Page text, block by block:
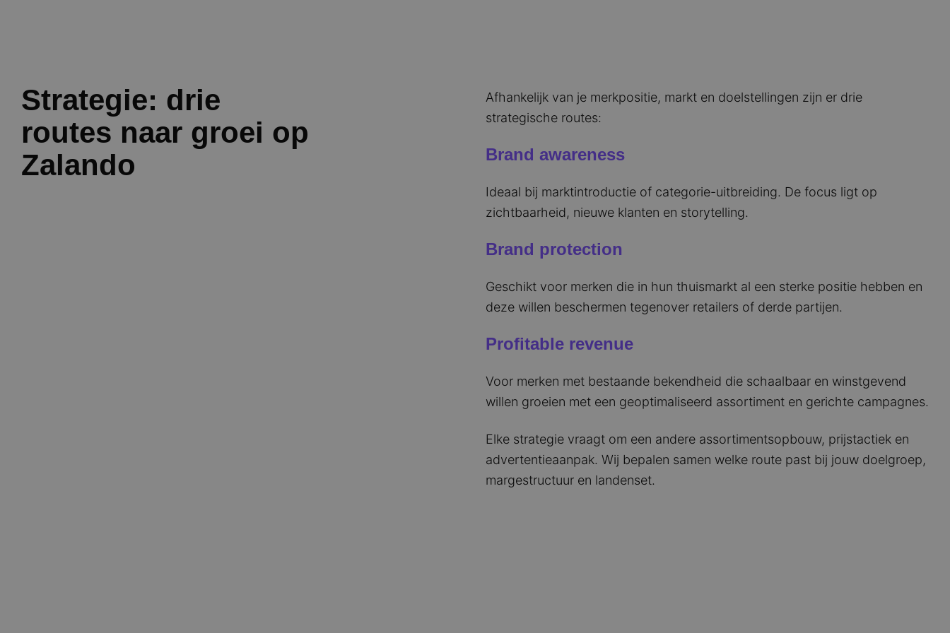
Strategie: drie
routes naar groei op
Zalando
Afhankelijk van je merkpositie, markt en doelstellingen zijn er drie
strategische routes:
Brand awareness
Ideaal bij marktintroductie of categorie-uitbreiding. De focus ligt op
zichtbaarheid, nieuwe klanten en storytelling.
Brand protection
Geschikt voor merken die in hun thuismarkt al een sterke positie hebben en
deze willen beschermen tegenover retailers of derde partijen.
Profitable revenue
Voor merken met bestaande bekendheid die schaalbaar en winstgevend
willen groeien met een geoptimaliseerd assortiment en gerichte campagnes.
Elke strategie vraagt om een andere assortimentsopbouw, prijstactiek en
advertentieaanpak. Wij bepalen samen welke route past bij jouw doelgroep,
margestructuur en landenset.